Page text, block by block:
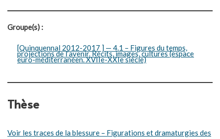
Groupe(s) :
[Quinquennal 2012-2017 ] — 4.1 – Figures du temps,
projections de l’avenir. Récits, images, cultures (espace
euro-méditerranéen. XVIIe-XXIe siècle)
Thèse
Voir les traces de la blessure – Figurations et dramaturgies des